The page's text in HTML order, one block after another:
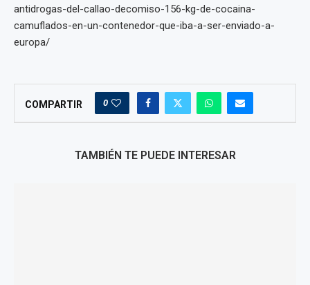
antidrogas-del-callao-decomiso-156-kg-de-cocaina-
camuflados-en-un-contenedor-que-iba-a-ser-enviado-a-
europa/
COMPARTIR 0
TAMBIÉN TE PUEDE INTERESAR